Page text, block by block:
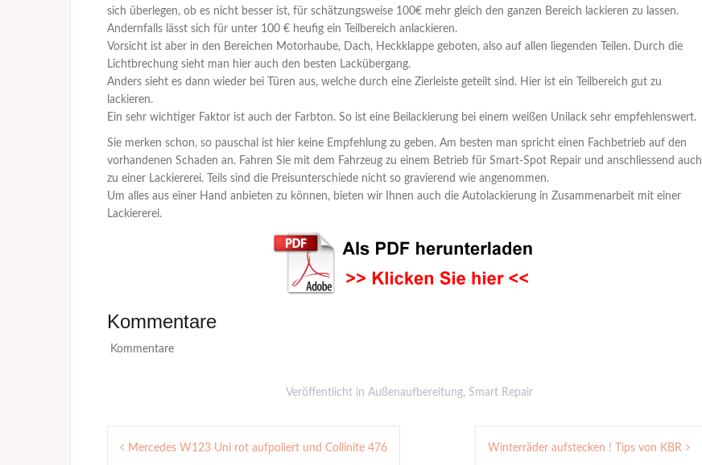
sich überlegen, ob es nicht besser ist, für schätzungsweise 100€ mehr gleich den ganzen Bereich lackieren zu lassen.
Andernfalls lässt sich für unter 100 € heufig ein Teilbereich anlackieren.
Vorsicht ist aber in den Bereichen Motorhaube, Dach, Heckklappe geboten, also auf allen liegenden Teilen. Durch die
Lichtbrechung sieht man hier auch den besten Lackübergang.
Anders sieht es dann wieder bei Türen aus, welche durch eine Zierleiste geteilt sind. Hier ist ein Teilbereich gut zu
lackieren.
Ein sehr wichtiger Faktor ist auch der Farbton. So ist eine Beilackierung bei einem weißen Unilack sehr empfehlenswert.
Sie merken schon, so pauschal ist hier keine Empfehlung zu geben. Am besten man spricht einen Fachbetrieb auf den
vorhandenen Schaden an. Fahren Sie mit dem Fahrzeug zu einem Betrieb für Smart-Spot Repair und anschliessend auch
zu einer Lackiererei. Teils sind die Preisunterschiede nicht so gravierend wie angenommen.
Um alles aus einer Hand anbieten zu können, bieten wir Ihnen auch die Autolackierung in Zusammenarbeit mit einer
Lackiererei.
Kommentare
Kommentare
Veröffentlicht in Außenaufbereitung, Smart Repair
Post
Mercedes W123 Uni rot aufpoliert und Collinite 476 Winterräder aufstecken ! Tips von KBR